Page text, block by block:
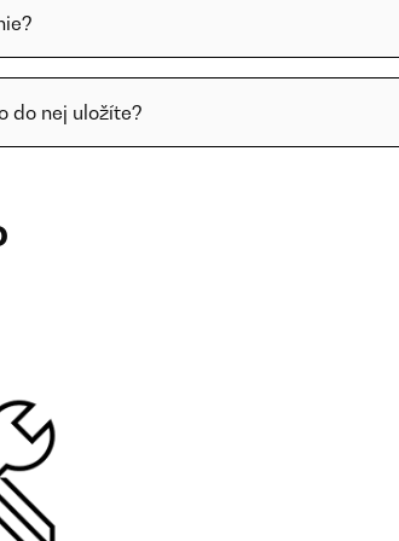
do nej uložíte?